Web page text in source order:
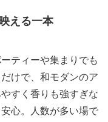
える一本
ティーや集まりでも
けで、和モダンのア
すく香りも強すぎな
心。人数が多い場で